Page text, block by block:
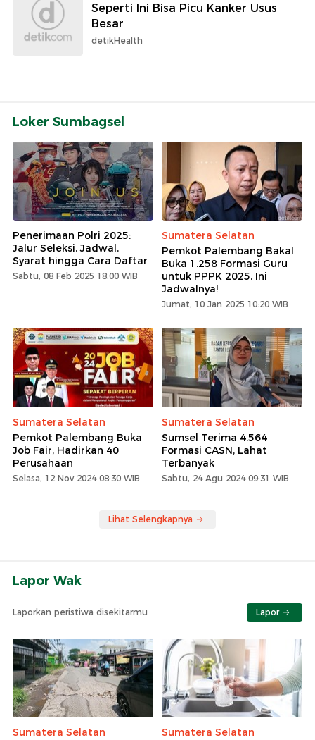
Seperti Ini Bisa Picu Kanker Usus
Besar
detikHealth
Loker Sumbagsel
Penerimaan Polri 2025:
Jalur Seleksi, Jadwal,
Syarat hingga Cara Daftar
Sabtu, 08 Feb 2025 18:00 WIB
Sumatera Selatan
Pemkot Palembang Bakal
Buka 1.258 Formasi Guru
untuk PPPK 2025, Ini
Jadwalnya!
Jumat, 10 Jan 2025 10:20 WIB
Sumatera Selatan
Pemkot Palembang Buka
Job Fair, Hadirkan 40
Perusahaan
Selasa, 12 Nov 2024 08:30 WIB
Sumatera Selatan
Sumsel Terima 4.564
Formasi CASN, Lahat
Terbanyak
Sabtu, 24 Agu 2024 09:31 WIB
Lihat Selengkapnya
Lapor Wak
Laporkan peristiwa disekitarmu Lapor
Sumatera Selatan
Sumatera Selatan